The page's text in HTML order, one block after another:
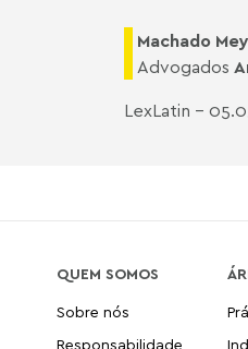
Machado
Advogados
LexLatin –
QUEM SOMOS
Sobre nós
Responsabilidade